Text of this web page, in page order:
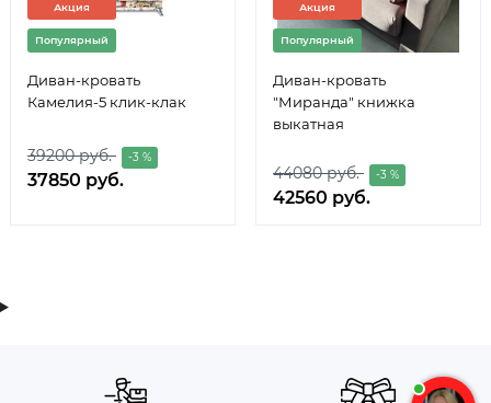
Акция
Популярный
Диван-кровать
Камелия-5 клик-клак
39200 руб. -3 %
37850 руб.
Акция
Популярный
Диван-кровать
"Миранда" книжка
выкатная
44080 руб. -3 %
42560 руб.